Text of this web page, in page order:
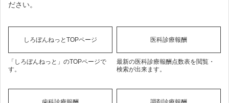
ださい。
しろぼんねっとTOPページ
「しろぼんねっと」のTOPページで
す。
医科診療報酬
最新の医科診療報酬点数表を閲覧・
検索が出来ます。